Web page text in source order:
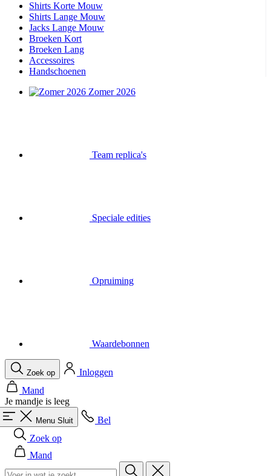
Shirts Korte Mouw
Shirts Lange Mouw
Jacks Lange Mouw
Broeken Kort
Broeken Lang
Accessoires
Handschoenen
Zomer 2026
Je mandje is leeg
Menu Sluit
Bel
Zoek op
Mand
Heren